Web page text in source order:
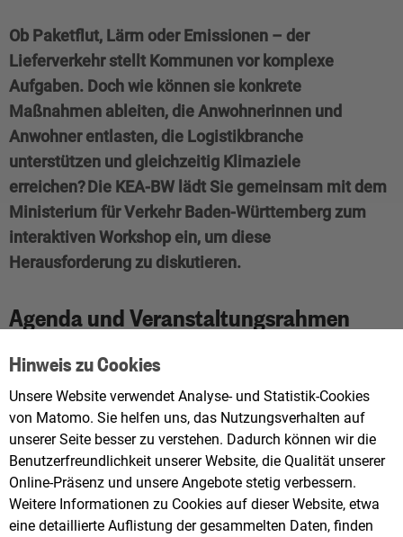
Ob Paketflut, Lärm oder Emissionen – der
Lieferverkehr stellt Kommunen vor komplexe
Aufgaben. Doch wie können sie konkrete
Maßnahmen ableiten, die Anwohnerinnen und
Anwohner entlasten, die Logistikbranche
unterstützen und gleichzeitig Klimaziele
erreichen? Die KEA-BW lädt Sie gemeinsam mit dem
Ministerium für Verkehr Baden-Württemberg zum
interaktiven Workshop ein, um diese
Herausforderung zu diskutieren.
Agenda und Veranstaltungsrahmen
Bestandsaufnahme zum Lieferverkehr in Baden-
Württemberg
Impulsvortrag über Initiativen und Strategien aus
der Branche
Interaktive Diskussion
Datum: 22.10.2025
Hinweis zu Cookies
Unsere Website verwendet Analyse- und Statistik-Cookies
von Matomo. Sie helfen uns, das Nutzungsverhalten auf
unserer Seite besser zu verstehen. Dadurch können wir die
Benutzerfreundlichkeit unserer Website, die Qualität unserer
Online-Präsenz und unsere Angebote stetig verbessern.
Weitere Informationen zu Cookies auf dieser Website, etwa
eine detaillierte Auflistung der gesammelten Daten, finden